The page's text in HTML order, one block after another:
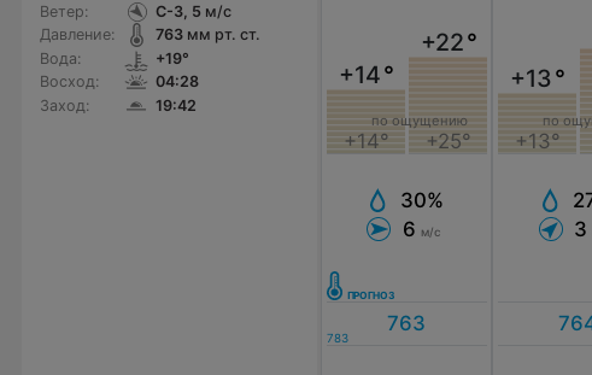
Ветер:
Давление:
Вода:
Восход:
Заход:
С-З, 5 м/с
763мм рт. ст.
+19°
04:28
19:42
+14°
+14°
+22°
+25°
по ощущению
30%
6 м/с
+13°
+13°
по
3